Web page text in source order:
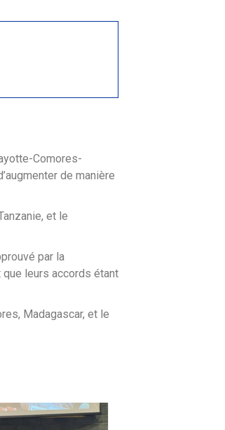
Comores-
de manière
et le
par la
leurs accords étant
Madagascar, et le